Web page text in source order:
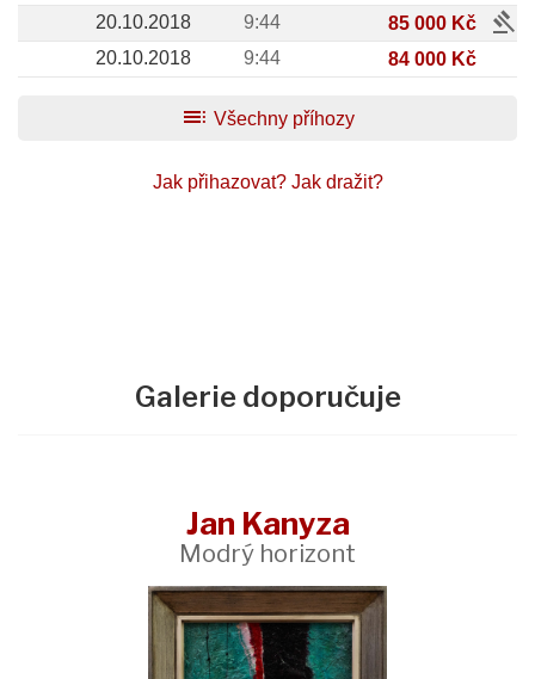
20.10.2018
9:44 85 000 Kč gavel
20.10.2018 9:44 84 000 Kč
toc Všechny příhozy
Jak přihazovat? Jak dražit?
Galerie doporučuje
Jan Kanyza
Modrý horizont